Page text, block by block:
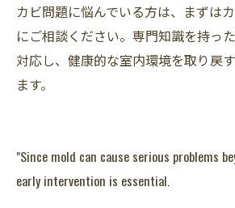
カビ問題に悩んでいる方は、まずは
にご相談ください。専門知識を持っ
対応し、健康的な室内環境を取り戻
ます。
"Since mold can cause serious problems
early intervention is essential.